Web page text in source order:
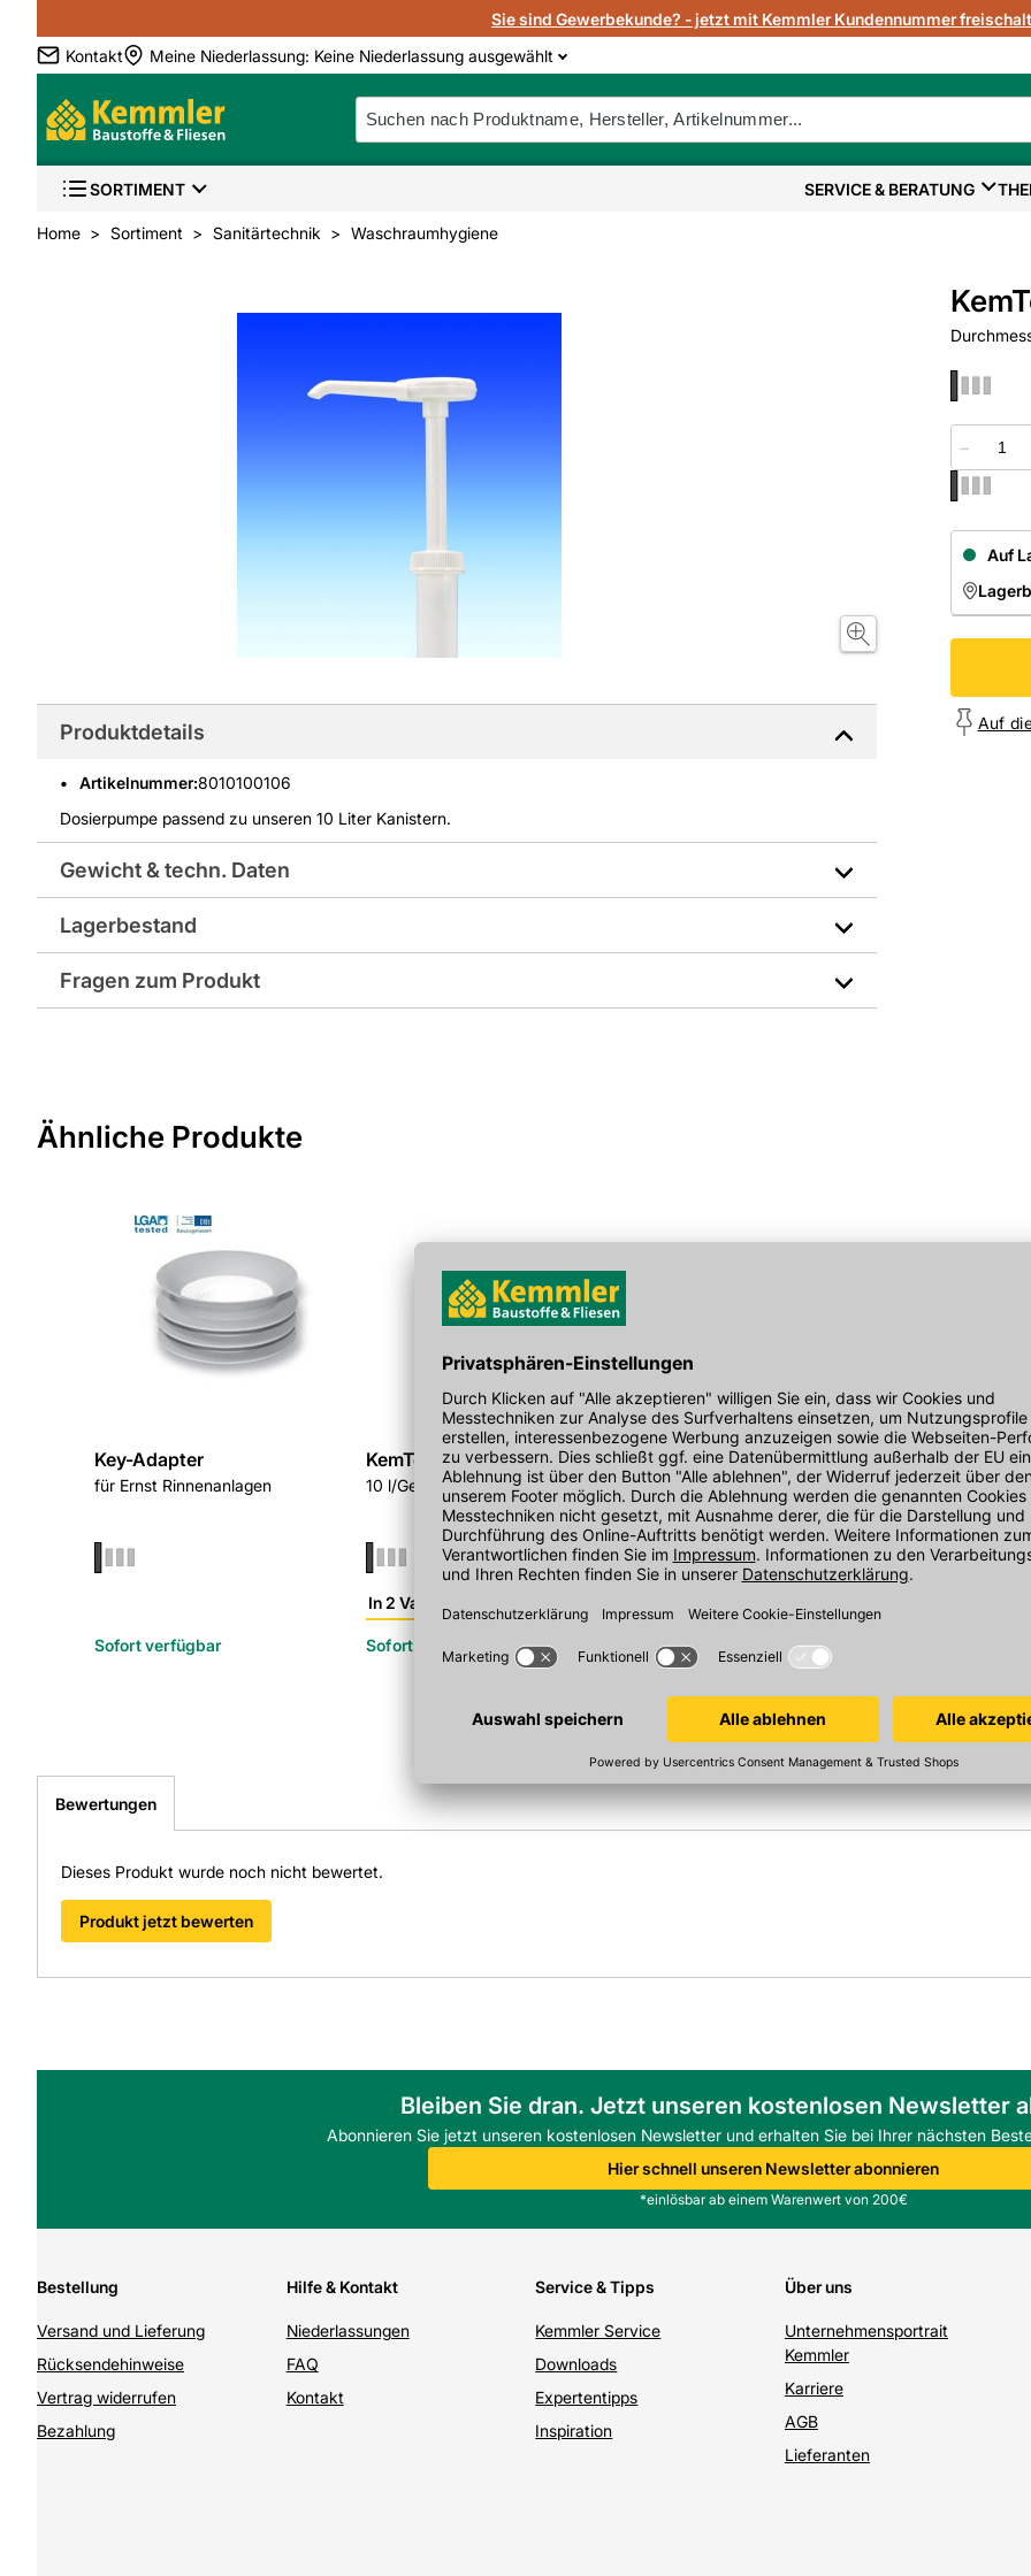
Sie sind Gewerbekunde? - jetzt mit Kemmler Kundennummer
Kontakt
Meine Niederlassung: Keine Niederlassung ausgewählt
SORTIMENT SERVICE & BERATUNG
Home Sortiment Sanitärtechnik Waschraumhygiene
−
Auf
Auf
Produktdetails
Artikelnummer:8010100106
Dosierpumpe passend zu unseren 10 Liter Kanistern.
Gewicht & techn. Daten
Gewicht pro Verkaufseinheit: 0,1 kg
Lagerbestand
Fragen zum Produkt
Ähnliche Produkte
Key-Adapter
für Ernst Rinnenanlagen
Sofort verfügbar
KemTec Bio Aktivreiniger KE28
10 l/Gebinde
In 2 Varianten
Sofort verfügbar
KemTec econstop
Serviceschlüssel
Sofort verfügbar
(1)
KemTec
inklusive
Bewertungen
Dieses Produkt wurde noch nicht bewertet.
Produkt jetzt bewerten
Bleiben Sie dran. Jetzt unseren kostenlosen Newsletter
Abonnieren Sie jetzt unseren kostenlosen Newsletter und erhalten Sie bei Ihrer nächsten
Hier schnell unseren Newsletter abonnieren
*einlösbar ab einem Warenwert von 200€
Bestellung
Versand und Lieferung
Rücksendehinweise
Vertrag widerrufen
Bezahlung
Hilfe & Kontakt
Niederlassungen
FAQ
Kontakt
Service & Tipps
Kemmler Service
Downloads
Expertentipps
Inspiration
Über uns
Unternehmensportrait
Kemmler
Karriere
AGB
Lieferanten